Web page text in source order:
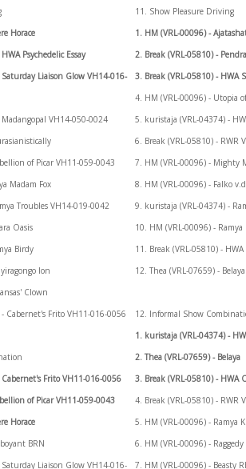
Horace
Psychedelic Essay
Liaison Glow VH14-016-
VH14-050-0024
of Picar VH11-059-0043
Madam Fox
Troubles VH14-019-0042
Oasis
Birdy
Ion
Clown
Cabernet's Frito VH11-016-0056
Frito VH11-016-0056
of Picar VH11-059-0043
Horace
BRN
Liaison Glow VH14-016-
11. Show Pleasure Driving
1. HM (VRL-00096) -
2. Break (VRL-05810) -
3. Break (VRL-05810) - HWA
4. HM (VRL-00096) - Utopia
5. kuristaja (VRL-04374) -
6. Break (VRL-05810) - RWR
7. HM (VRL-00096) - Mighty
8. HM (VRL-00096) - Falko
9. kuristaja (VRL-04374) -
10. HM (VRL-00096) -
11. Break (VRL-05810) -
12. Thea (VRL-07659) - Belaya
12. Informal Show
1. kuristaja (VRL-04374) -
2. Thea (VRL-07659) - Belaya
3. Break (VRL-05810) -
4. Break (VRL-05810) - RWR
5. HM (VRL-00096) - Ramya
6. HM (VRL-00096) -
7. HM (VRL-00096) - Beasty